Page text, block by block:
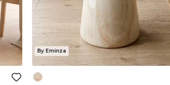
By Eminza